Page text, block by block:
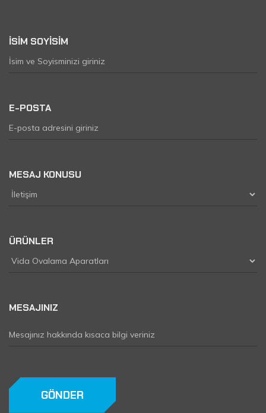
İLETİŞİME
İSİM SOYİSİM
E-POSTA
MESAJ KONUSU
ÜRÜNLER
MESAJINIZ
GÖNDER